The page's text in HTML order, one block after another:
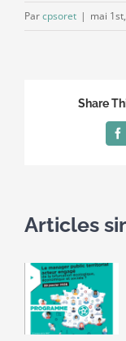
Parcpsoret | mai
Share
Articles